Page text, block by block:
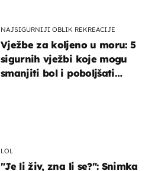
LOL
"Je li živ, zna li se?": Snimka
NAJSIGURNIJI OBLIK REKREACIJE
Vježbe za koljeno u moru: 5
sigurnih vježbi koje mogu
smanjiti bol i poboljšati